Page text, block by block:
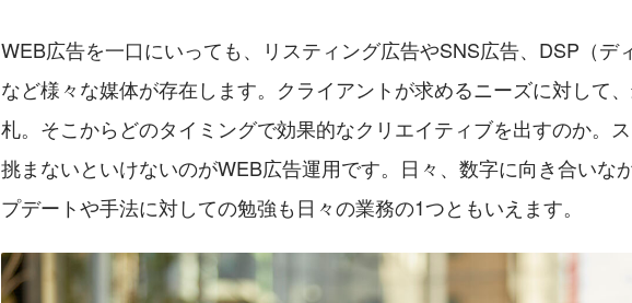
WEB広告を一口にいっても、リスティング広告やSNS広告、DSP（デ
など様々な媒体が存在します。クライアントが求めるニーズに対して
札。そこからどのタイミングで効果的なクリエイティブを出すのか。
挑まないといけないのがWEB広告運用です。日々、数字に向き合いな
プデートや手法に対しての勉強も日々の業務の1つともいえます。